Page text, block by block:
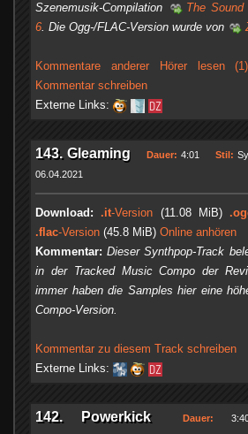
Szenemusik-Compilation
The
6. Die Ogg-/FLAC-Version wurde von
Kommentare anderer Hörer lesen (1)
Kommentar schreiben
Externe Links:
143. Gleaming Dauer: 4:01 Stil:
06.04.2021
Download: .it-Version (11.08 MiB)
.flac-Version (45.8 MiB) Online anhören
Kommentar: Dieser Synthpop-Track
in der Tracked Music Compo der
immer haben die Samples hier eine
Compo-Version.
Kommentar zu diesem Track schreiben
Externe Links:
142. Powerkick Dauer: